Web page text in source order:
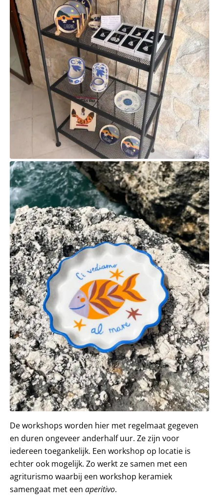
De workshops worden hier met regelmaat gegeven
en duren ongeveer anderhalf uur. Ze zijn voor
iedereen toegankelijk. Een workshop op locatie is
echter ook mogelijk. Zo werkt ze samen met een
agriturismo waarbij een workshop keramiek
samengaat met een aperitivo.